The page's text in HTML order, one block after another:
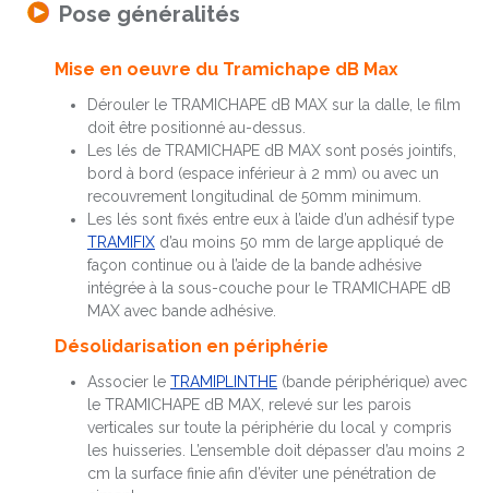
Pose généralités
Mise en oeuvre du Tramichape dB Max
Dérouler le TRAMICHAPE dB MAX sur la dalle, le film
doit être positionné au-dessus.
Les lés de TRAMICHAPE dB MAX sont posés jointifs,
bord à bord (espace inférieur à 2 mm) ou avec un
recouvrement longitudinal de 50mm minimum.
Les lés sont fixés entre eux à l’aide d’un adhésif type
TRAMIFIX d’au moins 50 mm de large appliqué de
façon continue ou à l’aide de la bande adhésive
intégrée à la sous-couche pour le TRAMICHAPE dB
MAX avec bande adhésive.
Désolidarisation en périphérie
Associer le TRAMIPLINTHE (bande périphérique) avec
le TRAMICHAPE dB MAX, relevé sur les parois
verticales sur toute la périphérie du local y compris
les huisseries. L’ensemble doit dépasser d’au moins 2
cm la surface finie afin d’éviter une pénétration de